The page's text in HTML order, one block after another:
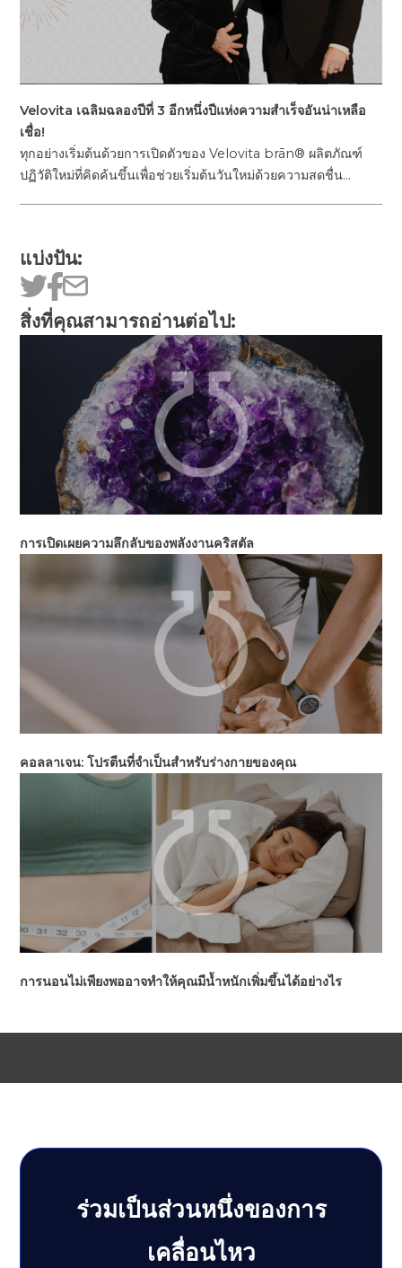
Velovita เฉลิมฉลองปีที่ 3 อีกหนึ่งปีแห่งความสำเร็จอันน่าเหลือ
เชื่อ!
ทุกอย่างเริ่มต้นด้วยการเปิดตัวของ Velovita brān® ผลิตภัณฑ์
ปฏิวัติใหม่ที่คิดค้นขึ้นเพื่อช่วยเริ่มต้นวันใหม่ด้วยความสดชื่น…
แบ่งปัน:
สิ่งที่คุณสามารถอ่านต่อไป:
การเปิดเผยความลึกลับของพลังงานคริสตัล
คอลลาเจน: โปรตีนที่จำเป็นสำหรับร่างกายของคุณ
การนอนไม่เพียงพออาจทำให้คุณมีน้ำหนักเพิ่มขึ้นได้อย่างไร
ร่วมเป็นส่วนหนึ่งของการ
เคลื่อนไหว